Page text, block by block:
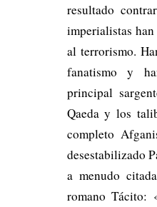
resultado
imperialistas
al terrorismo.
fanatismo y
principal
Qaeda y los
completo
desestabilizado
a menudo
romano Tácito: